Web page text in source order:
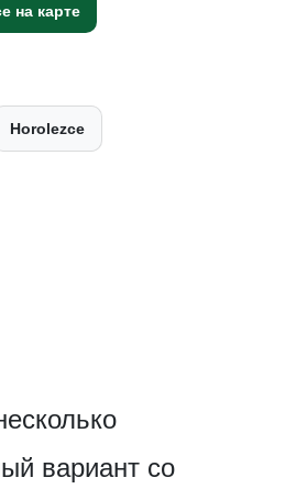
на карте
Horolezce
вариант со